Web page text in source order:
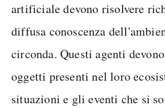
artificiale devono risolvere
diffusa conoscenza
circonda. Questi agenti
oggetti presenti nel loro
situazioni e gli eventi che si